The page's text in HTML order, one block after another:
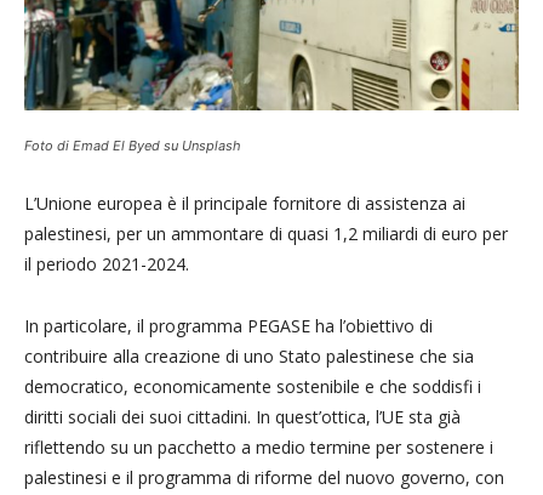
Foto di Emad El Byed su Unsplash
L’Unione europea è il principale fornitore di assistenza ai
palestinesi, per un ammontare di quasi 1,2 miliardi di euro per
il periodo 2021-2024.
In particolare, il programma PEGASE ha l’obiettivo di
contribuire alla creazione di uno Stato palestinese che sia
democratico, economicamente sostenibile e che soddisfi i
diritti sociali dei suoi cittadini. In quest’ottica, l’UE sta già
riflettendo su un pacchetto a medio termine per sostenere i
palestinesi e il programma di riforme del nuovo governo, con